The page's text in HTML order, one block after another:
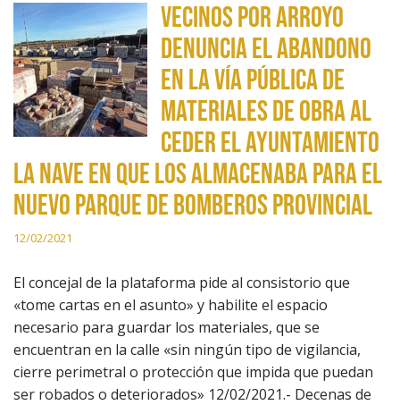
Vecinos por Arroyo
denuncia el abandono
en la vía pública de
materiales de obra al
ceder el ayuntamiento
la nave en que los almacenaba para el
nuevo parque de bomberos provincial
12/02/2021
El concejal de la plataforma pide al consistorio que
«tome cartas en el asunto» y habilite el espacio
necesario para guardar los materiales, que se
encuentran en la calle «sin ningún tipo de vigilancia,
cierre perimetral o protección que impida que puedan
ser robados o deteriorados» 12/02/2021.- Decenas de